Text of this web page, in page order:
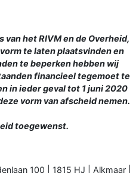
het RIVM en de Overheid,
te laten plaatsvinden en
te beperken hebben wij
financieel tegemoet te
in ieder geval tot 1 juni 2020
vorm van afscheid nemen.
toegewenst.
100 | 1815 HJ | Alkmaar |